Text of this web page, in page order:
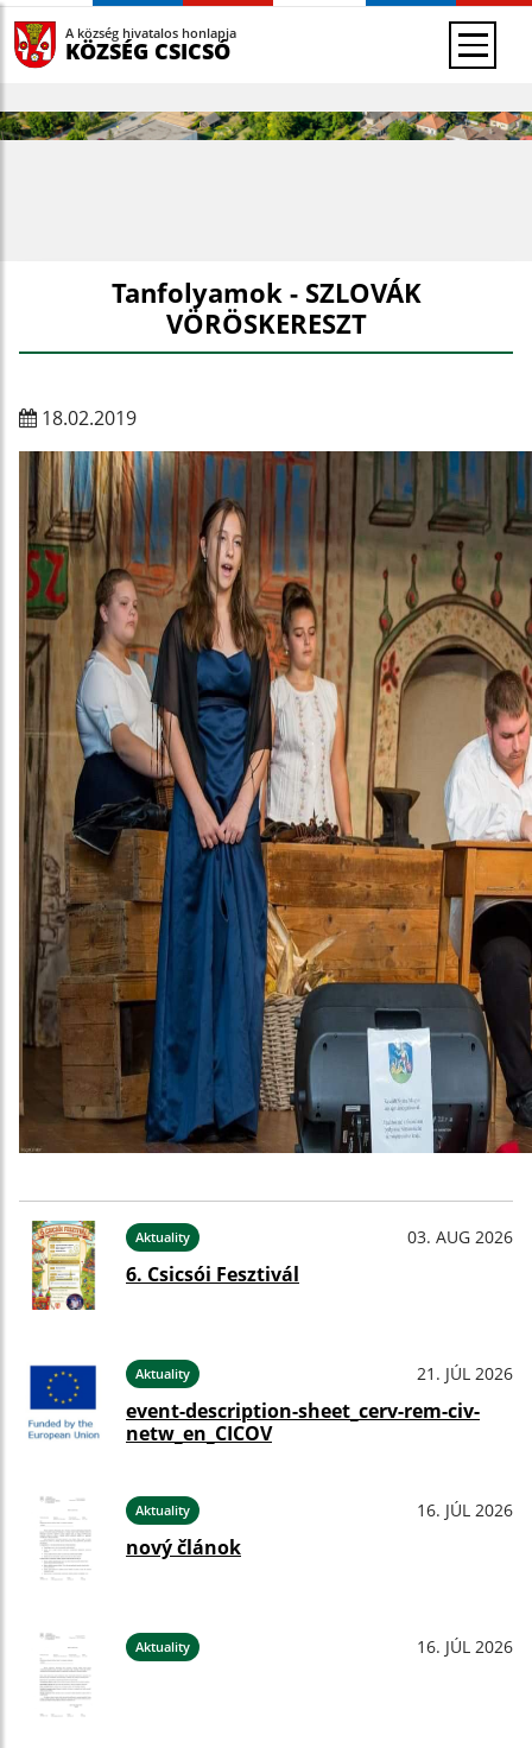
A község hivatalos honlapja
KÖZSÉG CSICSÓ
Tanfolyamok - SZLOVÁK
VÖRÖSKERESZT
18.02.2019
Aktuality 03. AUG 2026
6. Csicsói Fesztivál
Aktuality 21. JÚL 2026
event-description-sheet_cerv-rem-civ-
netw_en_CICOV
Aktuality 16. JÚL 2026
nový článok
Aktuality 16. JÚL 2026